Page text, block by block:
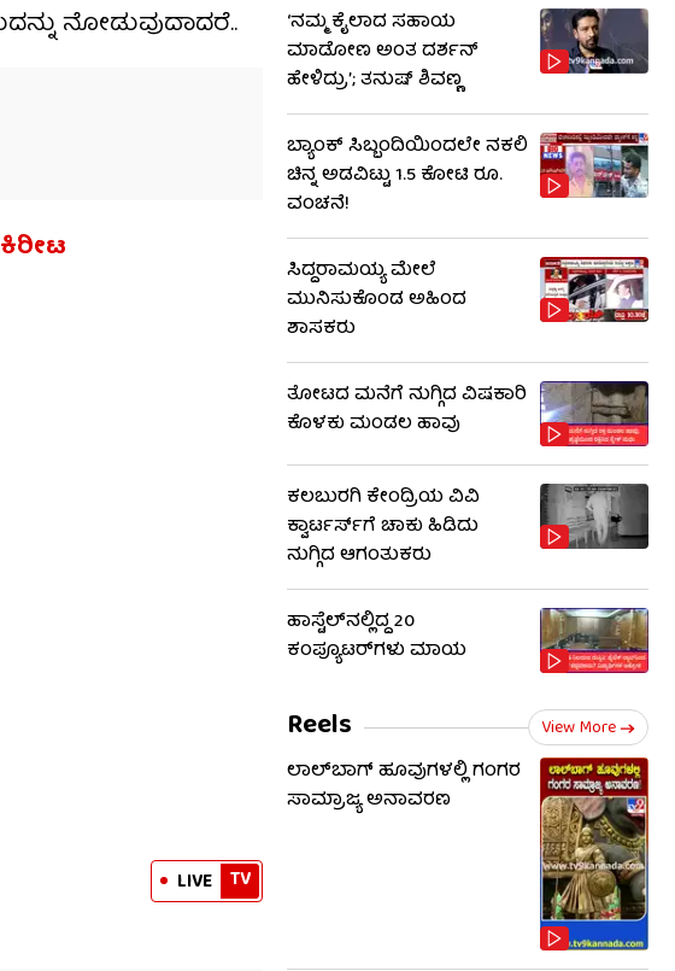
ನೋಡುವುದಾದರೆ..
LIVE TV
‘ನಮ್ಮ ಕೈಲಾದ ಸಹಾಯ
ಮಾಡೋಣ ಅಂತ ದರ್ಶನ್
ಹೇಳಿದ್ರು’; ತನುಷ್ ಶಿವಣ್ಣ
ಬ್ಯಾಂಕ್ ಸಿಬ್ಬಂದಿಯಿಂದಲೇ ನಕಲಿ
ಚಿನ್ನ ಅಡವಿಟ್ಟು 1.5 ಕೋಟಿ ರೂ.
ವಂಚನೆ!
ಸಿದ್ದರಾಮಯ್ಯ ಮೇಲೆ
ಮುನಿಸುಕೊಂಡ ಅಹಿಂದ
ಶಾಸಕರು
ತೋಟದ ಮನೆಗೆ ನುಗ್ಗಿದ ವಿಷಕಾರಿ
ಕೊಳಕು ಮಂಡಲ ಹಾವು
ಕಲಬುರಗಿ ಕೇಂದ್ರಿಯ ವಿವಿ
ಕ್ವಾರ್ಟರ್ಸ್‌ಗೆ ಚಾಕು ಹಿಡಿದು
ನುಗ್ಗಿದ ಆಗಂತುಕರು
ಹಾಸ್ಟೆಲ್‌ನಲ್ಲಿದ್ದ 20
ಕಂಪ್ಯೂಟರ್‌ಗಳು ಮಾಯ
Reels View More
ಲಾಲ್​ಬಾಗ್ ಹೂವುಗಳಲ್ಲಿ ಗಂಗರ
ಸಾಮ್ರಾಜ್ಯ ಅನಾವರಣ